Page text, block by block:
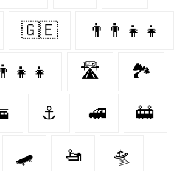
🇬🇪 👨‍👨‍👧‍👧
🛣 🏞
⚓️ 🚅 🚋
🛹 🚤 🛸